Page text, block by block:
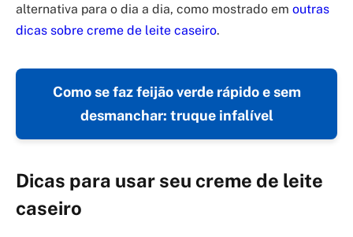
alternativa para o dia a dia, como mostrado em outras
dicas sobre creme de leite caseiro.
Como se faz feijão verde rápido e sem
desmanchar: truque infalível
Dicas para usar seu creme de leite
caseiro